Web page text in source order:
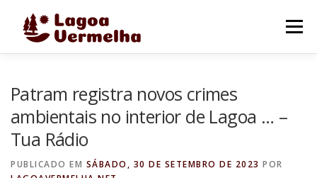
Menu
FALE CONOSCO
Patram registra novos crimes
ambientais no interior de Lagoa … –
Tua Rádio
PUBLICADO EM SÁBADO, 30 DE SETEMBRO DE 2023 POR